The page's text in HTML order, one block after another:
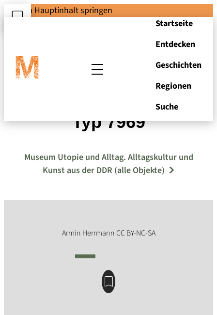
Zum Hauptinhalt springen
Startseite
Entdecken
Geschichten
Regionen
Suche
Schreibtischleuchte
Typ 7969
Museum Utopie und Alltag. Alltagskultur und
Kunst aus der DDR (alle Objekte)